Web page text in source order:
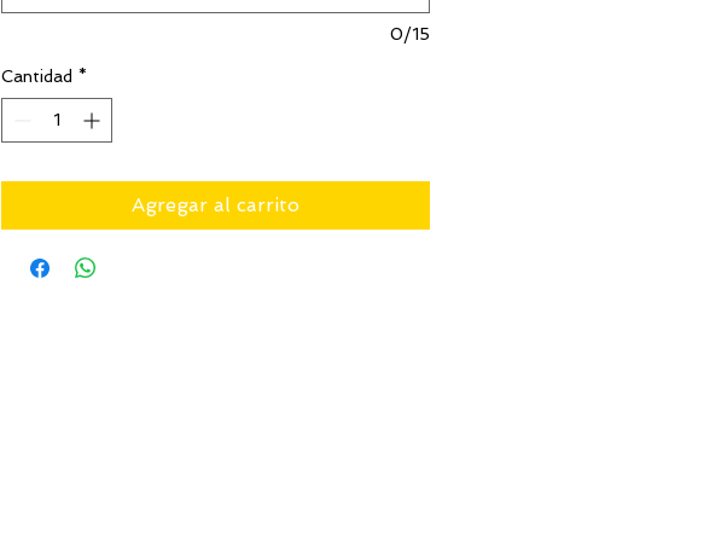
0/15
Cantidad *
Agregar al carrito